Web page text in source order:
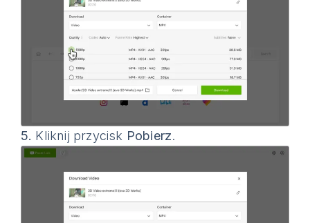
5. Kliknij przycisk Pobierz.